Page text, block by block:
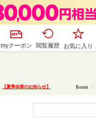
myクーポン 閲覧履歴 お気に入り
【夏季休業のお知らせ】 Room